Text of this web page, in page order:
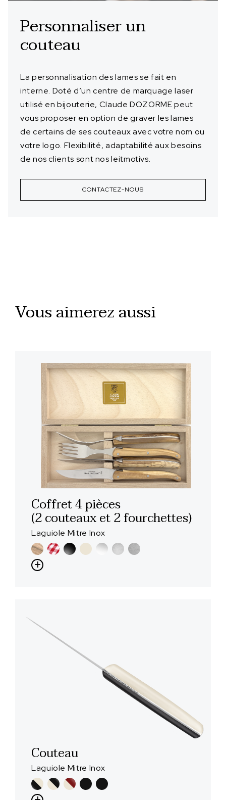
Personnaliser un
couteau
La personnalisation des lames se fait en
interne. Doté d’un centre de marquage laser
utilisé en bijouterie, Claude DOZORME peut
vous proposer en option de graver les lames
de certains de ses couteaux avec votre nom ou
votre logo. Flexibilité, adaptabilité aux besoins
de nos clients sont nos leitmotivs.
CONTACTEZ-NOUS
Vous aimerez aussi
Coffret 4 pièces
(2 couteaux et 2 fourchettes)
Laguiole Mitre Inox
Couteau
Laguiole Mitre Inox